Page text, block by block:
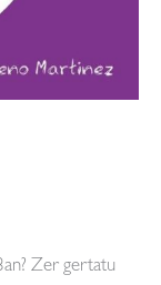
Zer gertatu